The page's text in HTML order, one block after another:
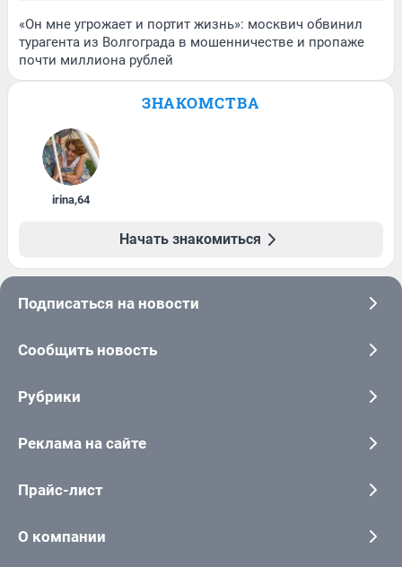
«Он мне угрожает и портит жизнь»: москвич обвинил
турагента из Волгограда в мошенничестве и пропаже
почти миллиона рублей
ЗНАКОМСТВА
irina,64
Начать знакомиться
Подписаться на новости
Сообщить новость
Рубрики
Реклама на сайте
Прайс-лист
О компании